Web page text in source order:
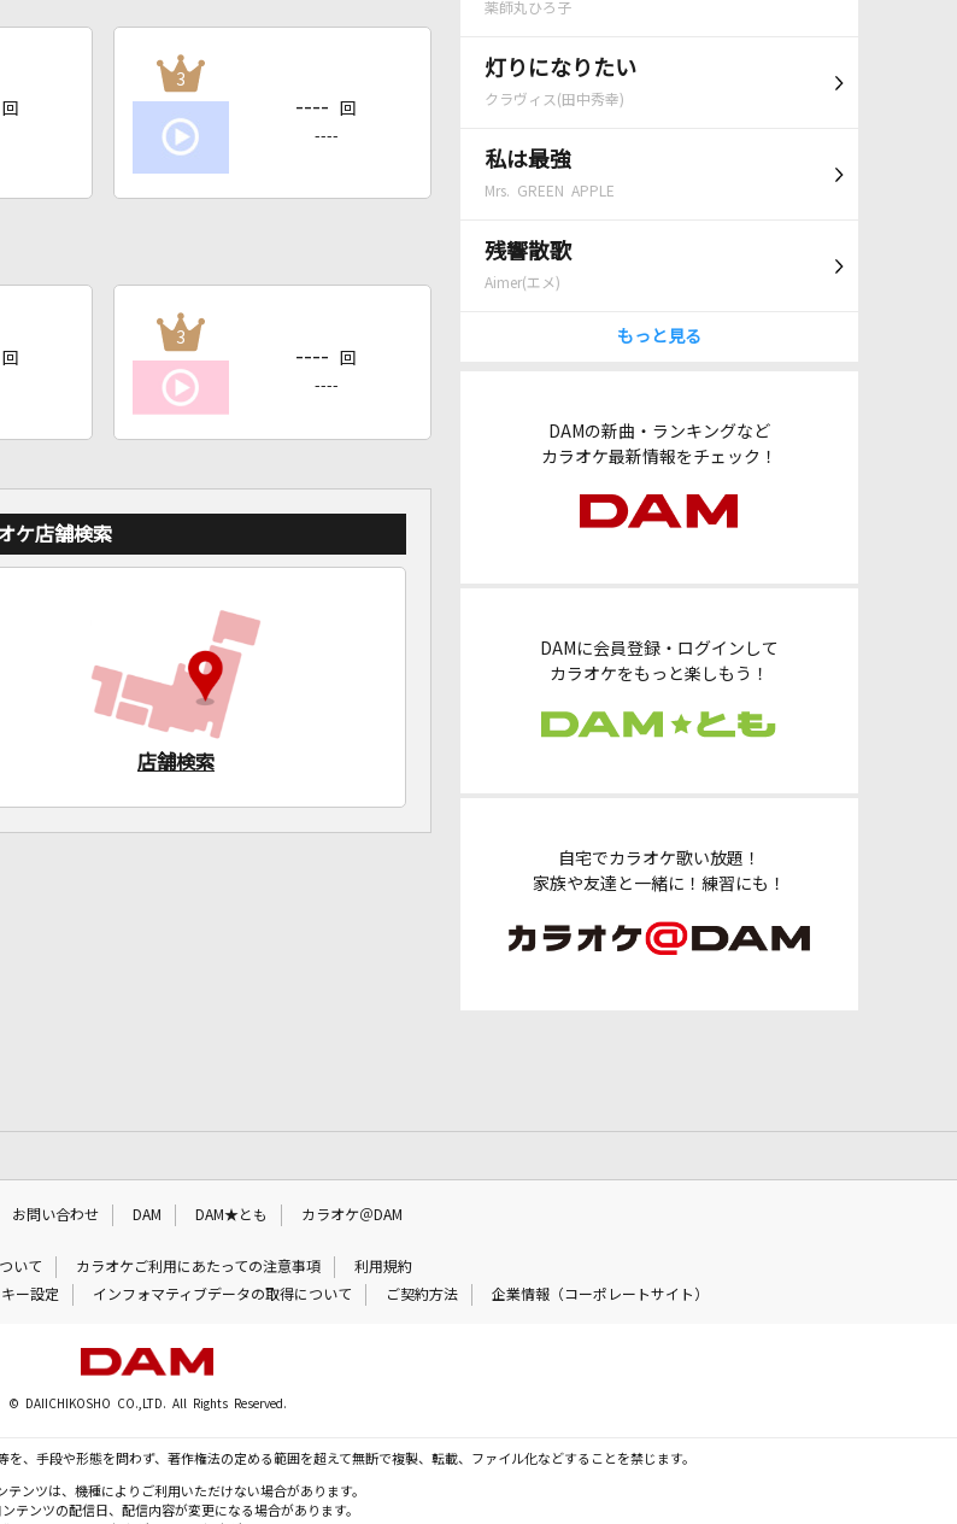
薬師丸ひろ子
灯りになりたい
クラヴィス(田中秀幸)
私は最強
Mrs. GREEN APPLE
残響散歌
Aimer(エメ)
もっと見る
DAMの新曲・ランキングなど
カラオケ最新情報をチェック！
DAMに会員登録・ログインして
カラオケをもっと楽しもう！
自宅でカラオケ歌い放題！
家族や友達と一緒に！練習にも！
回
3
---- 回
----
回
3
---- 回
----
ケ店舗検索
店舗検索
お問い合わせ DAM DAM★とも カラオケ＠DAM
いて カラオケご利用にあたっての注意事項
利用規約
ー設定 インフォマティブデータの取得について ご契約方法 企業情報（コーポレートサイト）
© DAIICHIKOSHO CO.,LTD. All Rights Reserved.
、手段や形態を問わず、著作権法の定める範囲を超えて無断で複製、転載、ファイル化などすることを禁じます。
テンツは、機種によりご利用いただけない場合があります。
テンツの配信日、配信内容が変更になる場合があります。